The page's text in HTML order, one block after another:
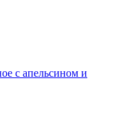
с апельсином и